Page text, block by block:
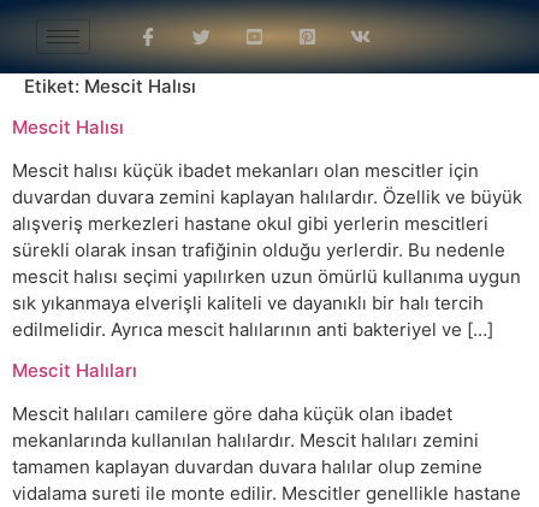
Etiket: Mescit Halısı
Mescit Halısı
Mescit halısı küçük ibadet mekanları olan mescitler için
duvardan duvara zemini kaplayan halılardır. Özellik ve büyük
alışveriş merkezleri hastane okul gibi yerlerin mescitleri
sürekli olarak insan trafiğinin olduğu yerlerdir. Bu nedenle
mescit halısı seçimi yapılırken uzun ömürlü kullanıma uygun
sık yıkanmaya elverişli kaliteli ve dayanıklı bir halı tercih
edilmelidir. Ayrıca mescit halılarının anti bakteriyel ve […]
Mescit Halıları
Mescit halıları camilere göre daha küçük olan ibadet
mekanlarında kullanılan halılardır. Mescit halıları zemini
tamamen kaplayan duvardan duvara halılar olup zemine
vidalama sureti ile monte edilir. Mescitler genellikle hastane